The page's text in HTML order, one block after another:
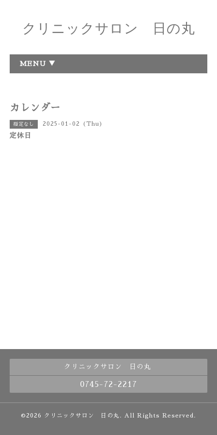
クリニックサロン 日の丸
MENU ▼
カレンダー
指定なし 2025-01-02 (Thu)
定休日
クリニックサロン 日の丸
0745-72-2217
©2026 クリニックサロン 日の丸 . All Rights Reserved.